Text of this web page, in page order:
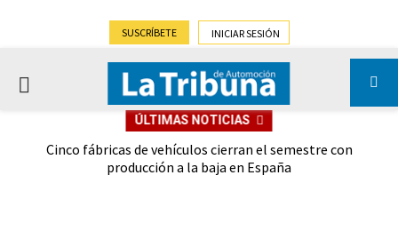
SUSCRÍBETE INICIAR SESIÓN
PRIMARY
ÚLTIMAS NOTICIAS
Cinco fábricas de vehículos cierran el semestre con
producción a la baja en España